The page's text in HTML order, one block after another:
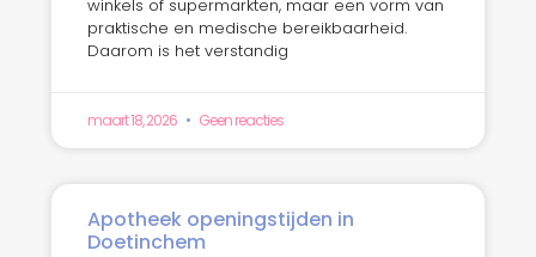
winkels of supermarkten, maar een vorm van
praktische en medische bereikbaarheid.
Daarom is het verstandig
maart 18, 2026 Geen reacties
Apotheek openingstijden in
Doetinchem